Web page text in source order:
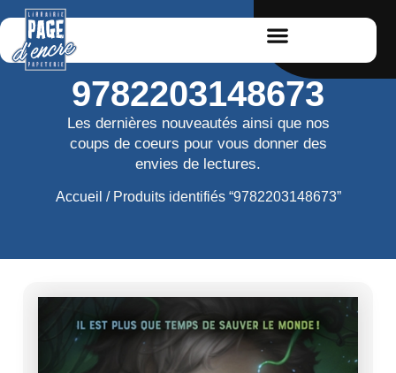
9782203148673
Les dernières nouveautés ainsi que nos
coups de coeurs pour vous donner des
envies de lectures.
Accueil / Produits identifiés “9782203148673”